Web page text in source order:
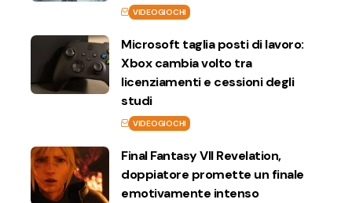
VIDEOGIOCHI
Microsoft taglia posti di lavoro:
Xbox cambia volto tra
licenziamenti e cessioni degli
studi
VIDEOGIOCHI
Final Fantasy VII Revelation,
doppiatore promette un finale
emotivamente intenso